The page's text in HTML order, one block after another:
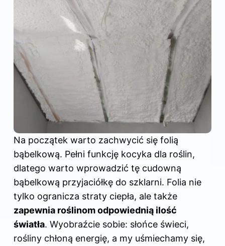
Na początek warto zachwycić się folią
bąbelkową. Pełni funkcję kocyka dla roślin,
dlatego warto wprowadzić tę cudowną
bąbelkową przyjaciółkę do szklarni. Folia nie
tylko ogranicza straty ciepła, ale także
zapewnia roślinom odpowiednią ilość
światła. Wyobraźcie sobie: słońce świeci,
rośliny chłoną energię, a my uśmiechamy się,